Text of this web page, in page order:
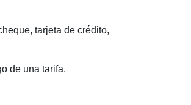
tarjeta de crédito,
de una tarifa.